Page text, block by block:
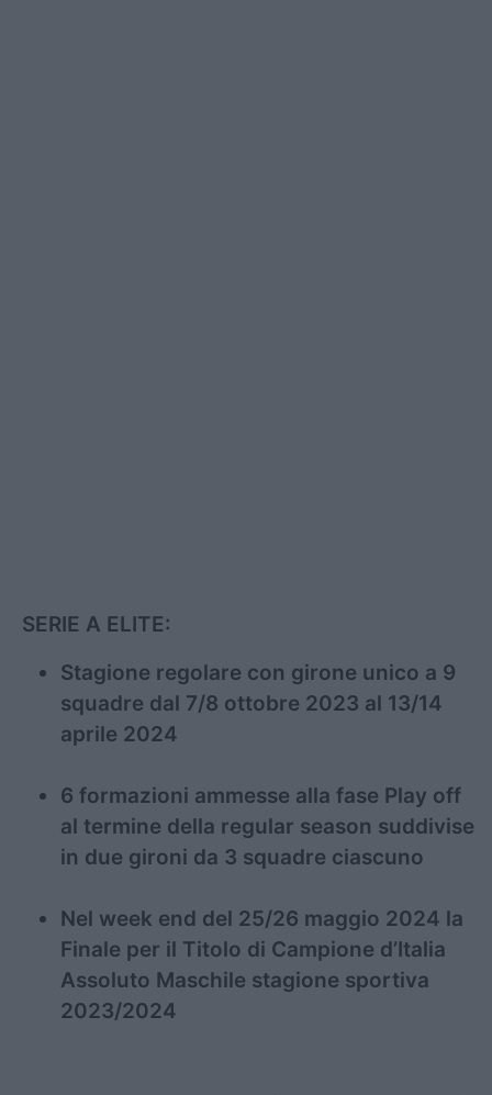
SERIE A ELITE:
Stagione regolare con girone unico a 9
squadre dal 7/8 ottobre 2023 al 13/14
aprile 2024
6 formazioni ammesse alla fase Play off
al termine della regular season suddivise
in due gironi da 3 squadre ciascuno
Nel week end del 25/26 maggio 2024 la
Finale per il Titolo di Campione d’Italia
Assoluto Maschile stagione sportiva
2023/2024